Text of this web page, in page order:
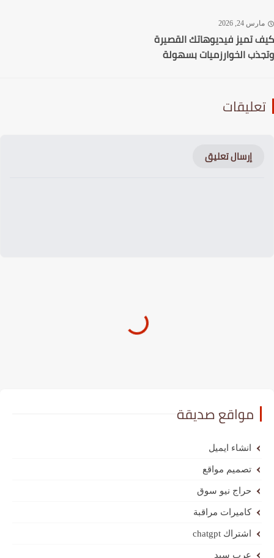
24, 2026
تميز فيديوهاتك القصيرة
الخوارزميات بسهولة
إرسال تعليق
مواقع صديقة
انشاء ايميل
تصميم مواقع
حراج نيو سوق
كاميرات مراقبة
اشتراك chatgpt
عرب سيد